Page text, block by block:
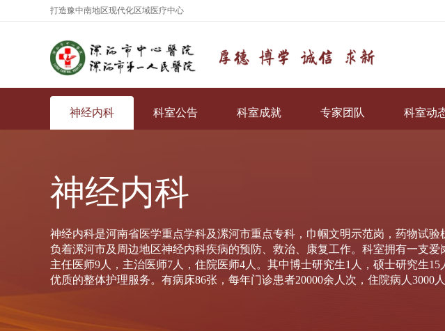
打造豫中南地区现代化区域医疗中心
神经内科 科室公告 科室成就 专家团队 科室动
神经内科
神经内科是河南省医学重点学科及漯河市重点专科，巾帼文明示范岗，药物试
负着漯河市及周边地区神经内科疾病的预防、救治、康复工作。科室拥有一支
主任医师9人，主治医师7人，住院医师4人。其中博士研究生1人，硕士研究生
优质的整体护理服务。有病床86张，每年门诊患者20000余人次，住院病人3000